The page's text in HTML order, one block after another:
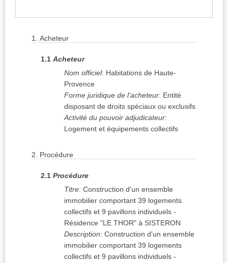
1. Acheteur
1.1 Acheteur
Nom officiel: Habitations de Haute-
Provence
Forme juridique de l'acheteur: Entité
disposant de droits spéciaux ou exclusifs
Activité du pouvoir adjudicateur:
Logement et équipements collectifs
2. Procédure
2.1 Procédure
Titre: Construction d'un ensemble
immobilier comportant 39 logements
collectifs et 9 pavillons individuels -
Résidence "LE THOR" à SISTERON
Description: Construction d'un ensemble
immobilier comportant 39 logements
collectifs et 9 pavillons individuels -